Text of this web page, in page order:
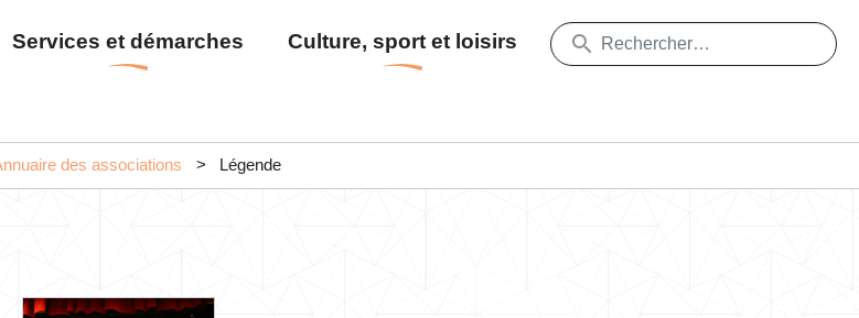
au
contenu
Services et démarches Culture, sport et loisirs
des associations Légende